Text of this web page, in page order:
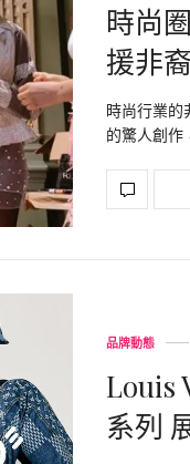
時尚
援非
時尚行業的
的驚人創作
品牌動態
Louis
系列